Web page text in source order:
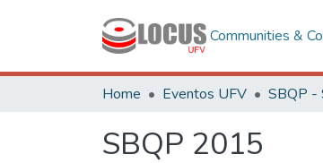
Communities &
Home Eventos UFV
SBQP 2015